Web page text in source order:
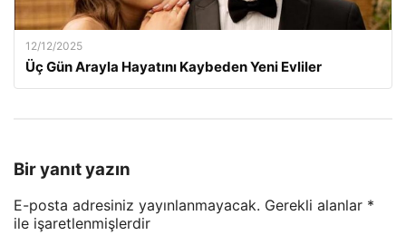
12/12/2025
Üç Gün Arayla Hayatını Kaybeden Yeni Evliler
Bir yanıt yazın
E-posta adresiniz yayınlanmayacak. Gerekli alanlar *
ile işaretlenmişlerdir